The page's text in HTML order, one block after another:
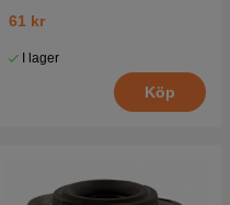
61 kr
I lager
Köp